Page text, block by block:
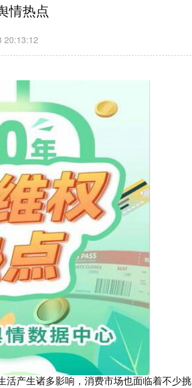
情热点
20:13:12
产生诸多影响，消费市场也面临着不少挑